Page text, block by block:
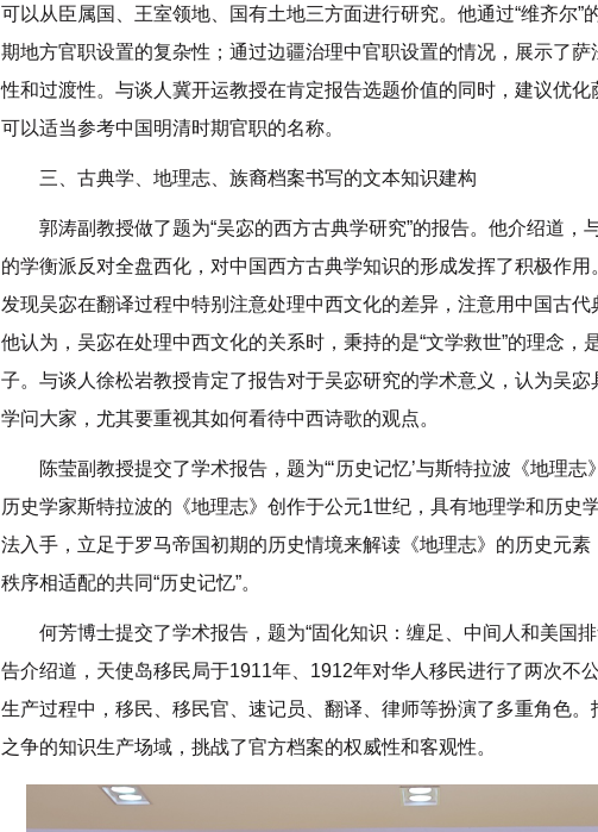
可以从臣属国、王室领地、国有土地三方面进行研究。他通过“维齐尔”
期地方官职设置的复杂性；通过边疆治理中官职设置的情况，展示了
性和过渡性。与谈人冀开运教授在肯定报告选题价值的同时，建议优化
可以适当参考中国明清时期官职的名称。
三、古典学、地理志、族裔档案书写的文本知识建构
郭涛副教授做了题为“吴宓的西方古典学研究”的报告。他介绍道，
的学衡派反对全盘西化，对中国西方古典学知识的形成发挥了积极作用
发现吴宓在翻译过程中特别注意处理中西文化的差异，注意用中国古代
他认为，吴宓在处理中西文化的关系时，秉持的是“文学救世”的理念，
子。与谈人徐松岩教授肯定了报告对于吴宓研究的学术意义，认为吴
学问大家，尤其要重视其如何看待中西诗歌的观点。
陈莹副教授提交了学术报告，题为“‘历史记忆’与斯特拉波《地理
历史学家斯特拉波的《地理志》创作于公元1世纪，具有地理学和历史
法入手，立足于罗马帝国初期的历史情境来解读《地理志》的历史元
秩序相适配的共同“历史记忆”。
何芳博士提交了学术报告，题为“固化知识：缠足、中间人和美国
告介绍道，天使岛移民局于1911年、1912年对华人移民进行了两次不
生产过程中，移民、移民官、速记员、翻译、律师等扮演了多重角色
之争的知识生产场域，挑战了官方档案的权威性和客观性。